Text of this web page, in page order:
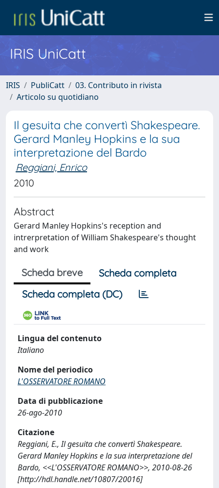
IRIS UniCatt
IRIS PubliCatt
03. Contributo in rivista
Articolo su quotidiano
Il gesuita che convertì Shakespeare.
Gerard Manley Hopkins e la sua
interpretazione del Bardo
Reggiani, Enrico
2010
Abstract
Gerard Manley Hopkins's reception and
intrerpretation of William Shakespeare's thought
and work
Scheda breve
Scheda completa
Scheda completa (DC)
Lingua del contenuto
Italiano
Nome del periodico
L'OSSERVATORE ROMANO
Data di pubblicazione
26-ago-2010
Citazione
Reggiani, E., Il gesuita che convertì Shakespeare.
Gerard Manley Hopkins e la sua interpretazione del
Bardo, <<L'OSSERVATORE ROMANO>>, 2010-08-26
[http://hdl.handle.net/10807/20016]